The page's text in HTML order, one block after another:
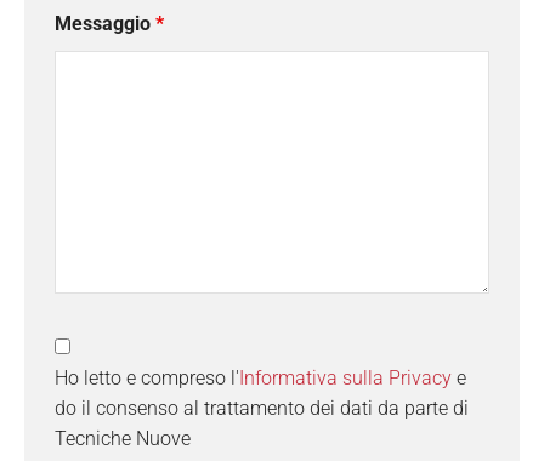
Messaggio *
Ho letto e compreso l'Informativa sulla Privacy e
do il consenso al trattamento dei dati da parte di
Tecniche Nuove